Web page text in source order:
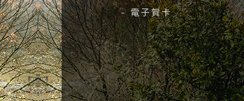
- 電子賀卡